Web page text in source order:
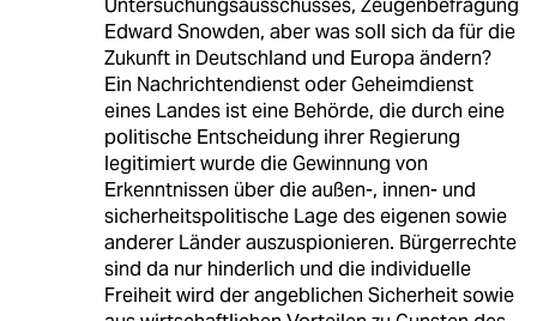
Untersuchungsausschusses, Zeugenbefragung
Edward Snowden, aber was soll sich da für die
Zukunft in Deutschland und Europa ändern?
Ein Nachrichtendienst oder Geheimdienst
eines Landes ist eine Behörde, die durch eine
politische Entscheidung ihrer Regierung
legitimiert wurde die Gewinnung von
Erkenntnissen über die außen-, innen- und
sicherheitspolitische Lage des eigenen sowie
anderer Länder auszuspionieren. Bürgerrechte
sind da nur hinderlich und die individuelle
Freiheit wird der angeblichen Sicherheit sowie